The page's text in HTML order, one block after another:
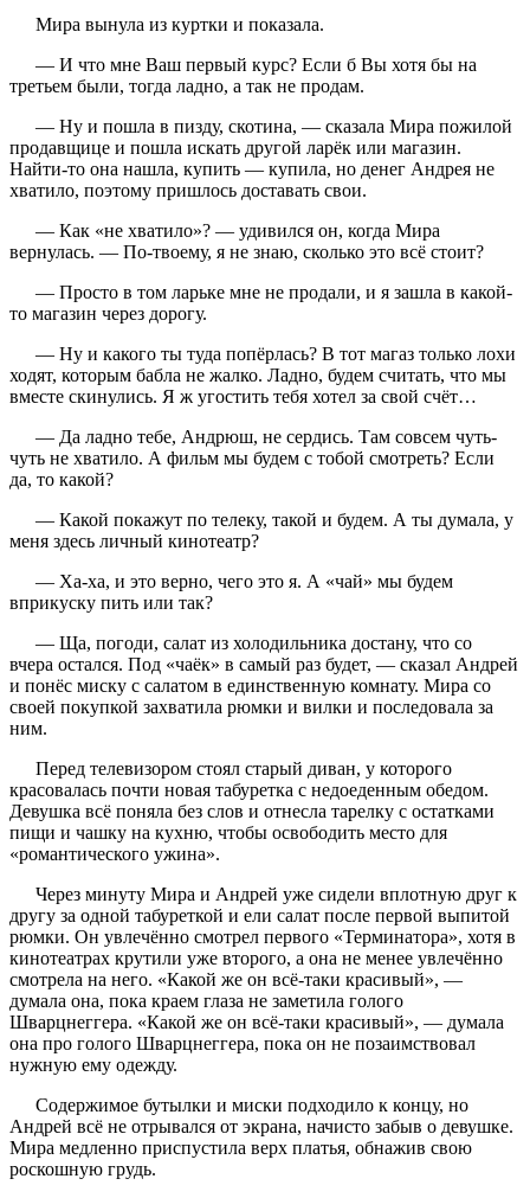
Мира вынула из куртки и показала.
— И что мне Ваш первый курс? Если б Вы хотя бы на
третьем были, тогда ладно, а так не продам.
— Ну и пошла в пизду, скотина, — сказала Мира пожилой
продавщице и пошла искать другой ларёк или магазин.
Найти-то она нашла, купить — купила, но денег Андрея не
хватило, поэтому пришлось доставать свои.
— Как «не хватило»? — удивился он, когда Мира
вернулась. — По-твоему, я не знаю, сколько это всё стоит?
— Просто в том ларьке мне не продали, и я зашла в какой-
то магазин через дорогу.
— Ну и какого ты туда попёрлась? В тот магаз только лохи
ходят, которым бабла не жалко. Ладно, будем считать, что мы
вместе скинулись. Я ж угостить тебя хотел за свой счёт…
— Да ладно тебе, Андрюш, не сердись. Там совсем чуть-
чуть не хватило. А фильм мы будем с тобой смотреть? Если
да, то какой?
— Какой покажут по телеку, такой и будем. А ты думала, у
меня здесь личный кинотеатр?
— Ха-ха, и это верно, чего это я. А «чай» мы будем
вприкуску пить или так?
— Ща, погоди, салат из холодильника достану, что со
вчера остался. Под «чаёк» в самый раз будет, — сказал Андрей
и понёс миску с салатом в единственную комнату. Мира со
своей покупкой захватила рюмки и вилки и последовала за
ним.
Перед телевизором стоял старый диван, у которого
красовалась почти новая табуретка с недоеденным обедом.
Девушка всё поняла без слов и отнесла тарелку с остатками
пищи и чашку на кухню, чтобы освободить место для
«романтического ужина».
Через минуту Мира и Андрей уже сидели вплотную друг к
другу за одной табуреткой и ели салат после первой выпитой
рюмки. Он увлечённо смотрел первого «Терминатора», хотя в
кинотеатрах крутили уже второго, а она не менее увлечённо
смотрела на него. «Какой же он всё-таки красивый», —
думала она, пока краем глаза не заметила голого
Шварцнеггера. «Какой же он всё-таки красивый», — думала
она про голого Шварцнеггера, пока он не позаимствовал
нужную ему одежду.
Содержимое бутылки и миски подходило к концу, но
Андрей всё не отрывался от экрана, начисто забыв о девушке.
Мира медленно приспустила верх платья, обнажив свою
роскошную грудь.